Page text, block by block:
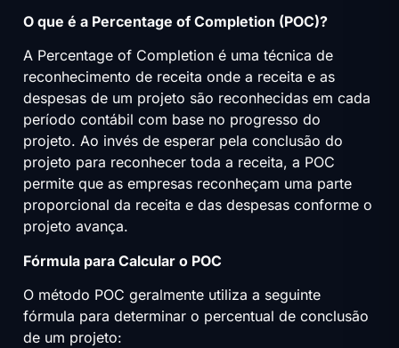
O que é a Percentage of Completion (POC)?
A Percentage of Completion é uma técnica de
reconhecimento de receita onde a receita e as
despesas de um projeto são reconhecidas em cada
período contábil com base no progresso do
projeto. Ao invés de esperar pela conclusão do
projeto para reconhecer toda a receita, a POC
permite que as empresas reconheçam uma parte
proporcional da receita e das despesas conforme o
projeto avança.
Fórmula para Calcular o POC
O método POC geralmente utiliza a seguinte
fórmula para determinar o percentual de conclusão
de um projeto: